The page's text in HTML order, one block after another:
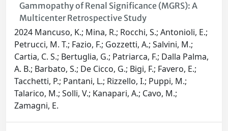
Gammopathy of Renal Significance (MGRS): A
Multicenter Retrospective Study
2024 Mancuso, K.; Mina, R.; Rocchi, S.; Antonioli, E.;
Petrucci, M. T.; Fazio, F.; Gozzetti, A.; Salvini, M.;
Cartia, C. S.; Bertuglia, G.; Patriarca, F.; Dalla Palma,
A. B.; Barbato, S.; De Cicco, G.; Bigi, F.; Favero, E.;
Tacchetti, P.; Pantani, L.; Rizzello, I.; Puppi, M.;
Talarico, M.; Solli, V.; Kanapari, A.; Cavo, M.;
Zamagni, E.